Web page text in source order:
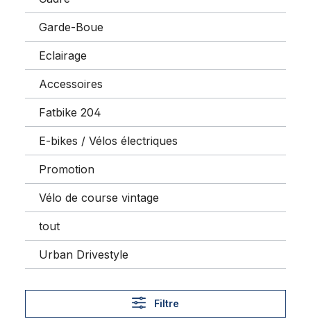
Garde-Boue
Eclairage
Accessoires
Fatbike 204
E-bikes / Vélos électriques
Promotion
Vélo de course vintage
tout
Urban Drivestyle
Filtre